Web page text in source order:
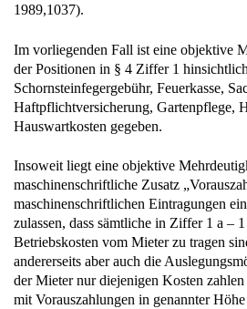
1989,1037).
Im vorliegenden Fall ist eine objektive
der Positionen in § 4 Ziffer 1
Schornsteinfegergebühr, Feuerkasse,
Haftpflichtversicherung, Gartenpflege,
Hauswartkosten gegeben.
Insoweit liegt eine objektive
maschinenschriftliche Zusatz
maschinenschriftlichen Eintragungen
zulassen, dass sämtliche in Ziffer 1 a –
Betriebskosten vom Mieter zu tragen
andererseits aber auch die
der Mieter nur diejenigen Kosten
mit Vorauszahlungen in genannter